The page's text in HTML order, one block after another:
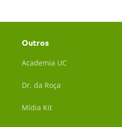
Outros
Academia UC
Dr. da Roça
Mídia Kit